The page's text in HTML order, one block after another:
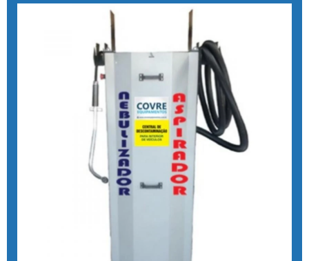
Aspirador self service fichas
Aspirador self service moedas
Aspirador self service onde encontrar
Aspirador self service pagamento pix
Aspirador self service com pix
Aspirador self service pix preço
Aspirador self service para postos com pix
Bomba de alta pressão com controle remoto